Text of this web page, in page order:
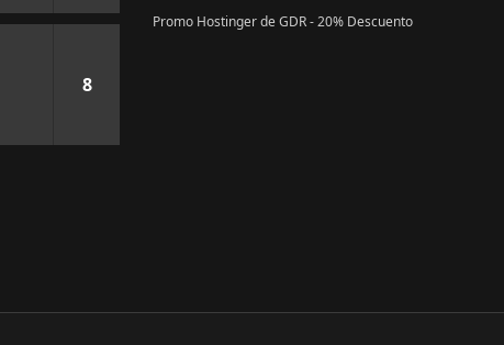
8
Promo Hostinger de GDR - 20% Descuento